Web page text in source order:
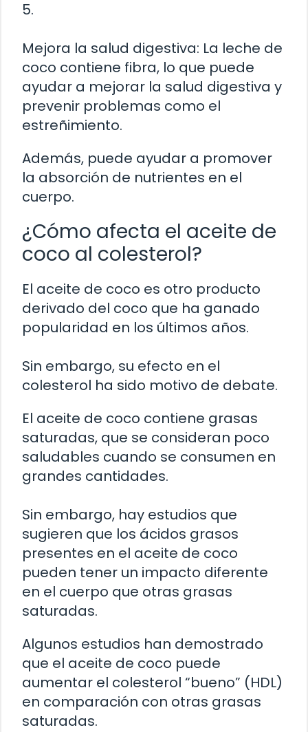
5.
Mejora la salud digestiva: La leche de
coco contiene fibra, lo que puede
ayudar a mejorar la salud digestiva y
prevenir problemas como el
estreñimiento.
Además, puede ayudar a promover
la absorción de nutrientes en el
cuerpo.
¿Cómo afecta el aceite de
coco al colesterol?
El aceite de coco es otro producto
derivado del coco que ha ganado
popularidad en los últimos años.
Sin embargo, su efecto en el
colesterol ha sido motivo de debate.
El aceite de coco contiene grasas
saturadas, que se consideran poco
saludables cuando se consumen en
grandes cantidades.
Sin embargo, hay estudios que
sugieren que los ácidos grasos
presentes en el aceite de coco
pueden tener un impacto diferente
en el cuerpo que otras grasas
saturadas.
Algunos estudios han demostrado
que el aceite de coco puede
aumentar el colesterol “bueno” (HDL)
en comparación con otras grasas
saturadas.